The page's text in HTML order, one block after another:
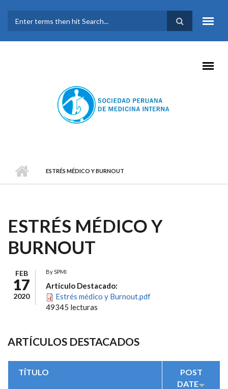
FORMULARIO DE
BÚSQUEDA
ESTRÉS MÉDICO Y BURNOUT
ESTRÉS MÉDICO Y
BURNOUT
FEB
17
2020
BySPMI
Artículo Destacado:
Estrés médico y Burnout.pdf
49345 lecturas
ARTÍCULOS DESTACADOS
TÍTULO
POST
DATE